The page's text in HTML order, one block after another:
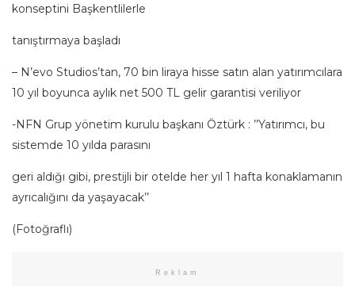
konseptini Başkentlilerle
tanıştırmaya başladı
– N’evo Studios’tan, 70 bin liraya hisse satın alan yatırımcılara
10 yıl boyunca aylık net 500 TL gelir garantisi veriliyor
-NFN Grup yönetim kurulu başkanı Öztürk : ’’Yatırımcı, bu
sistemde 10 yılda parasını
geri aldığı gibi, prestijli bir otelde her yıl 1 hafta konaklamanın
ayrıcalığını da yaşayacak’’
(Fotoğraflı)
Reklam